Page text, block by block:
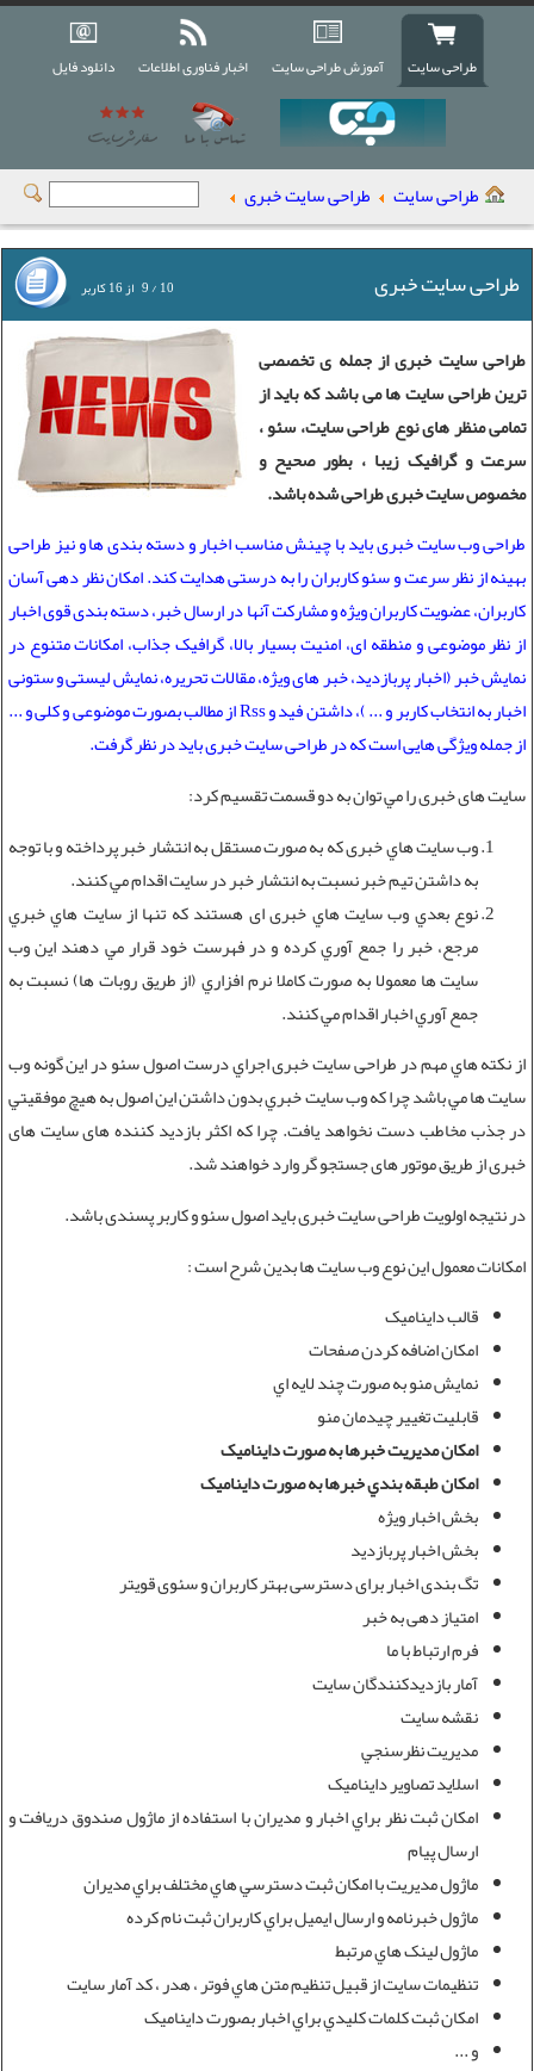
طراحی سایت آموزش طراحی سایت اخبار فناوری اطلاعات دانلود فایل
طراحی سایت طراحی سایت خبری
طراحی سایت خبری 9/10 از16کاربر
طراحی سايت خبریاز جمله ی تخصصی
ترین طراحی سایت ها می باشد که باید از
تمامی منظر های نوع طراحی سایت، سئو ،
سرعت و گرافیک زیبا ، بطور صحیح و
مخصوصسایت خبریطراحی شده باشد.
طراحی وب سایت خبری باید با چینش مناسب اخبار و دسته بندی ها و نیز طراحی
بهینه از نظر سرعت و سئو کاربران را به درستی هدایت کند. امکان نظر دهی آسان
کاربران، عضویت کاربران ویژه و مشارکت آنها در ارسال خبر، دسته بندی قوی اخبار
از نظر موضوعی و منطقه ای، امنیت بسیار بالا، گرافیک جذاب، امکانات متنوع در
نمایش خبر (اخبار پربازدید، خبر های ویژه، مقالات تحریره، نمایش لیستی و ستونی
اخبار به انتخاب کاربر و ... )، داشتن فید و Rss از مطالب بصورت موضوعی و کلی و ...
از جمله ویژگی هایی است که در طراحی سایت خبری باید در نظر گرفت.
سایت های خبری را مي توان به دو قسمت تقسيم کرد:
وب سايت هاي خبری که به صورت مستقل به انتشار خبر پرداخته و با توجه
به داشتن تيم خبر نسبت به انتشار خبر در سايت اقدام مي کنند.
نوع بعدي وب سايت هاي خبری ای هستند که تنها از سايت هاي خبري
مرجع، خبر را جمع آوري کرده و در فهرست خود قرار مي دهند اين وب
سايت ها معمولا به صورت کاملا نرم افزاري (از طریق روبات ها) نسبت به
جمع آوري اخبار اقدام مي کنند.
از نکته هاي مهم درطراحی سایت خبریاجراي درست اصول سئو در اين گونه وب
سايت ها مي باشد چرا که وب سايت خبري بدون داشتن اين اصول به هيچ موفقيتي
در جذب مخاطب دست نخواهد يافت. چرا که اکثر بازدید کننده های سایت های
خبری از طریق موتور های جستجو گر وارد خواهند شد.
در نتیجه اولویتطراحی سایت خبریباید اصول سئو و کاربر پسندی باشد.
امکانات معمول اين نوع وب سايت ها بدين شرح است :
قالب دايناميک
امکان اضافه کردن صفحات
نمايش منو به صورت چند لايه اي
قابليت تغيير چيدمان منو
امکان مديريت خبرها به صورت دايناميک
امکان طبقه بندي خبرها به صورت دايناميک
بخش اخبار ویژه
بخش اخبار پربازدید
تگ بندی اخبار برای دسترسی بهتر کاربران و سئوی قویتر
امتیاز دهی به خبر
فرم ارتباط با ما
آمار بازديدکنندگان سايت
نقشه سايت
مديريت نظرسنجي
اسلايد تصاوير دايناميک
امکان ثبت نظر براي اخبار و مديران با استفاده از ماژول صندوق دريافت و
ارسال پيام
ماژول مديريت با امکان ثبت دسترسي هاي مختلف براي مديران
ماژول خبرنامه و ارسال ايميل براي کاربران ثبت نام کرده
ماژول لينک هاي مرتبط
تنظيمات سايت از قبيل تنظيم متن هاي فوتر ، هدر ، کد آمار سايت
امکان ثبت کلمات کليدي براي اخبار بصورت دايناميک
و ...